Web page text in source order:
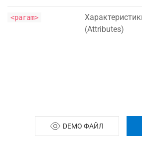
<param>
(Attributes)
DEMO ФАЙЛ